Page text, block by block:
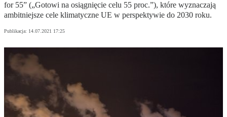
for 55” („Gotowi na osiągnięcie celu 55 proc.”), które wyznaczają
ambitniejsze cele klimatyczne UE w perspektywie do 2030 roku.
Publikacja: 14.07.2021 17:25